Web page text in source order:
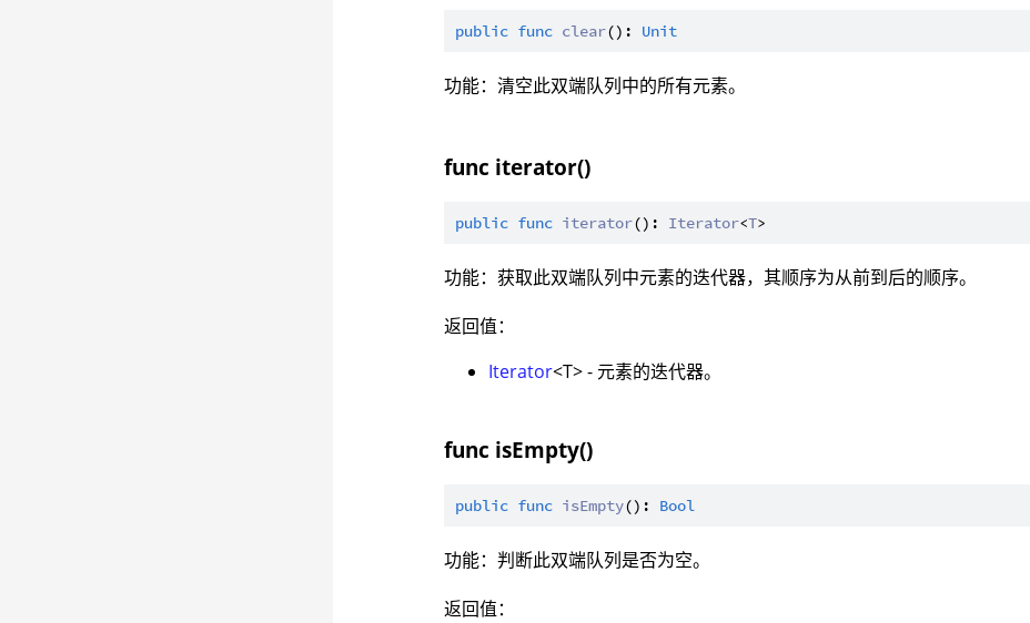
public func clear(): Unit
功能：清空此双端队列中的所有元素。
func iterator()
public func iterator(): Iterator<T
功能：获取此双端队列中元素的迭代器，其顺序为从前到后的顺序。
返回值：
Iterator<T> - 元素的迭代器。
func isEmpty()
public func isEmpty(): Bool
功能：判断此双端队列是否为空。
返回值：